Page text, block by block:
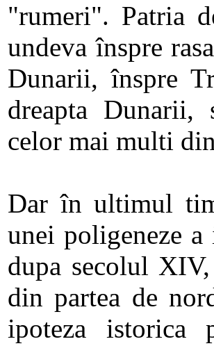
"rumeri". Patria
undeva înspre
Dunarii, înspre
dreapta Dunarii,
celor mai multi
Dar în ultimul
unei poligeneze
dupa secolul
din partea de
ipoteza istorica